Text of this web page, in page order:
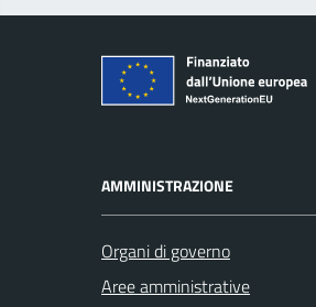
AMMINISTRAZIONE
Organi di governo
Aree amministrative